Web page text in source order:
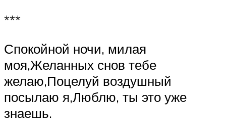
***
Спокойной ночи, милая
моя,Желанных снов тебе
желаю,Поцелуй воздушный
посылаю я,Люблю, ты это уже
знаешь.